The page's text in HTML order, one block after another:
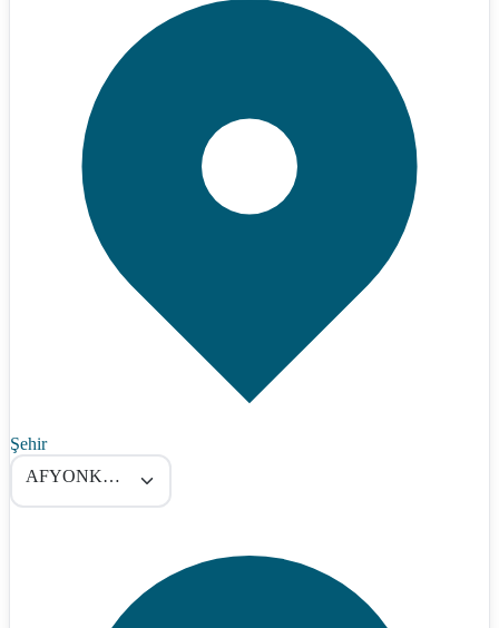
Şehir
AFYONKARAHİSAR